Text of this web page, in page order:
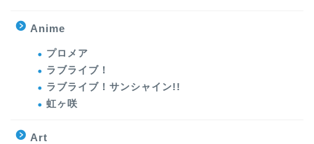
Anime
プロメア
ラブライブ！
ラブライブ！サンシャイン!!
虹ヶ咲
Art